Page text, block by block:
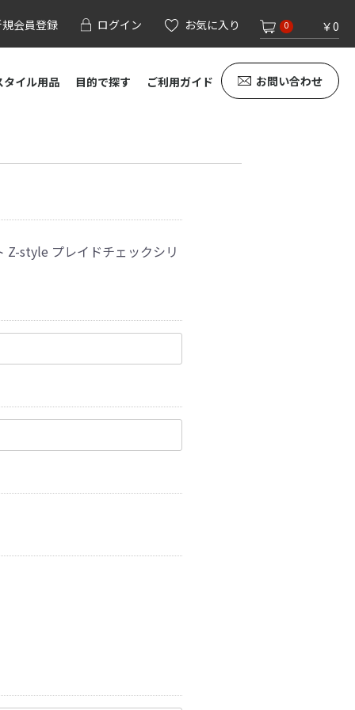
会員登録 ログイン お気に入り 0 ￥0
タイル用品 目的で探す ご利用ガイド お問い合わせ
Z-style プレイドチェックシリ